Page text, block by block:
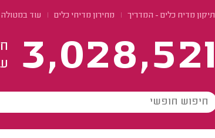
תיקון מדיח כלים - המדריך מחירון מדיחי כלים עוד במטולה
3,028,521